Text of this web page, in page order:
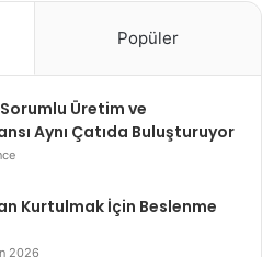
Popüler
Üretim ve
Aynı Çatıda Buluşturuyor
Kurtulmak İçin Beslenme
2026